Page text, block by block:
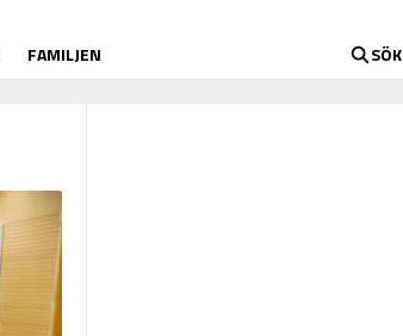
FAMILJEN SÖK